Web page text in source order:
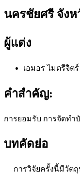
นครชัยศรี จัง
ผู้แต่ง
เอมอร ไมตรีจิตร์
คำสำคัญ:
การยอมรับ การจัดทำ
บทคัดย่อ
การวิจัยครั้งนี้มีวัตถุ